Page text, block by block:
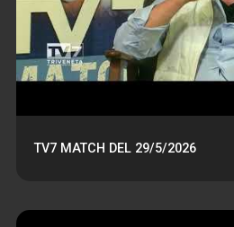
TV7 MATCH DEL 29/5/2026